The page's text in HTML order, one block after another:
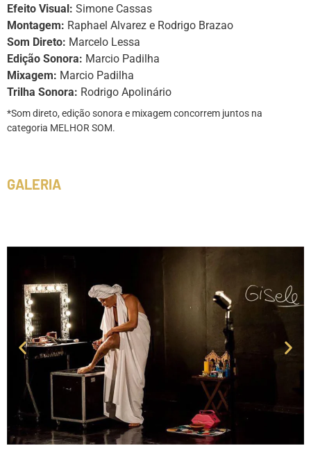
Efeito Visual: Simone Cassas
Montagem: Raphael Alvarez e Rodrigo Brazao
Som Direto: Marcelo Lessa
Edição Sonora: Marcio Padilha
Mixagem: Marcio Padilha
Trilha Sonora: Rodrigo Apolinário
*Som direto, edição sonora e mixagem concorrem juntos na
categoria MELHOR SOM.
GALERIA